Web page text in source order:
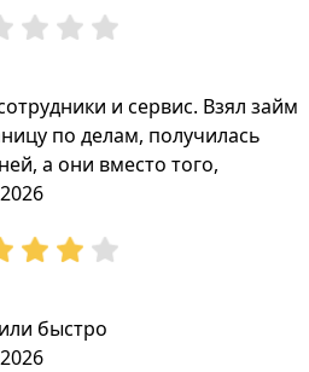
и сервис. Взял займ
по делам, получилась
а они вместо того,
быстро